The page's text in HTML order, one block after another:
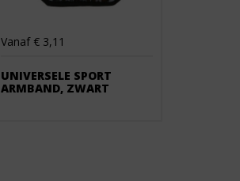
Vanaf € 3,11
UNIVERSELE SPORT
ARMBAND, ZWART